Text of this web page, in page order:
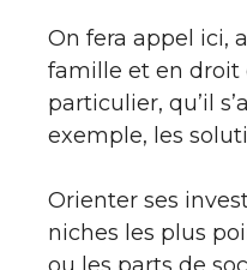
On fera appel ici,
famille et en droit
particulier, qu’il
exemple, les
Orienter ses
niches les plus